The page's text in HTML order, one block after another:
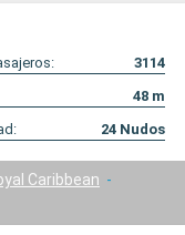
3114
48 m
24 Nudos
Caribbean